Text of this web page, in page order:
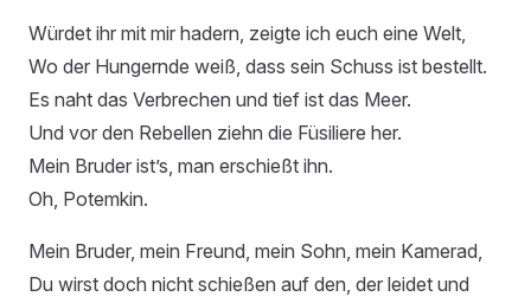
Würdet ihr mit mir hadern, zeigte ich euch eine Welt,
Wo der Hungernde weiß, dass sein Schuss ist bestellt.
Es naht das Verbrechen und tief ist das Meer.
Und vor den Rebellen ziehn die Füsiliere her.
Mein Bruder ist’s, man erschießt ihn.
Oh, Potemkin.
Mein Bruder, mein Freund, mein Sohn, mein Kamerad,
Du wirst doch nicht schießen auf den, der leidet und